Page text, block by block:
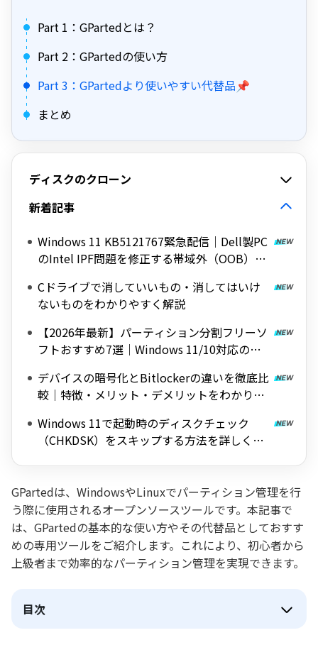
Part 1：GPartedとは？
Part 2：GPartedの使い方
Part 3：GPartedより使いやすい代替品📌
まとめ
ディスクのクローン
新着記事
Windows 11 KB5121767緊急配信｜Dell製PC
のIntel IPF問題を修正する帯域外（OOB）ア
Cドライブで消していいもの・消してはいけ
ないものをわかりやすく解説
【2026年最新】パーティション分割フリーソ
フトおすすめ7選｜Windows 11/10対応の無
デバイスの暗号化とBitlockerの違いを徹底比
較｜特徴・メリット・デメリットをわかりや
Windows 11で起動時のディスクチェック
（CHKDSK）をスキップする方法を詳しく解
GPartedは、WindowsやLinuxでパーティション管理を行
う際に使用されるオープンソースツールです。本記事で
は、GPartedの基本的な使い方やその代替品としておすす
めの専用ツールをご紹介します。これにより、初心者から
上級者まで効率的なパーティション管理を実現できます。
目次